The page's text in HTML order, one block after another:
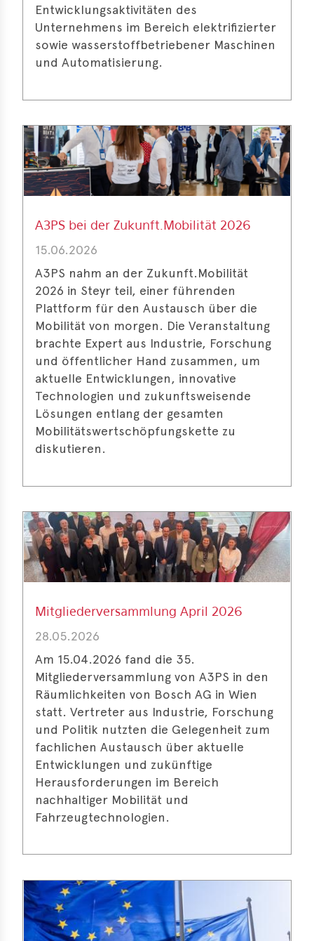
Entwicklungsaktivitäten des
Unternehmens im Bereich elektrifizierter
sowie wasserstoffbetriebener Maschinen
und Automatisierung.
A3PS bei der Zukunft.Mobilität 2026
15.06.2026
A3PS nahm an der Zukunft.Mobilität
2026 in Steyr teil, einer führenden
Plattform für den Austausch über die
Mobilität von morgen. Die Veranstaltung
brachte Expert aus Industrie, Forschung
und öffentlicher Hand zusammen, um
aktuelle Entwicklungen, innovative
Technologien und zukunftsweisende
Lösungen entlang der gesamten
Mobilitätswertschöpfungskette zu
diskutieren.
Mitgliederversammlung April 2026
28.05.2026
Am 15.04.2026 fand die 35.
Mitgliederversammlung von A3PS in den
Räumlichkeiten von Bosch AG in Wien
statt. Vertreter aus Industrie, Forschung
und Politik nutzten die Gelegenheit zum
fachlichen Austausch über aktuelle
Entwicklungen und zukünftige
Herausforderungen im Bereich
nachhaltiger Mobilität und
Fahrzeugtechnologien.